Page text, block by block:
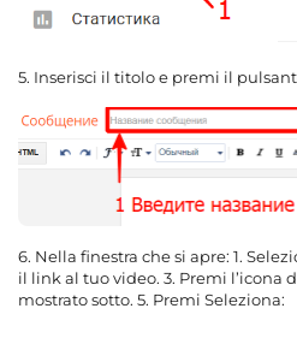
5. Inserisci il titolo e premi il
6. Nella finestra che si apre: 1.
il link al tuo video. 3. Premi l’icona
mostrato sotto. 5. Premi Seleziona: